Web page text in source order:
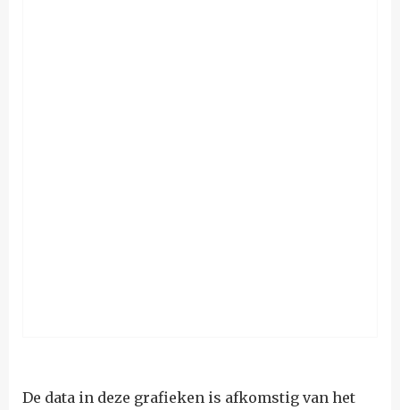
De data in deze grafieken is afkomstig van het